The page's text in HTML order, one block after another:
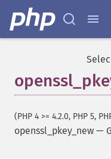
(PHP 4 >= 4.2.0, PHP 5,
openssl_pkey_new —